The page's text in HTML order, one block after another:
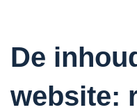
De
website: